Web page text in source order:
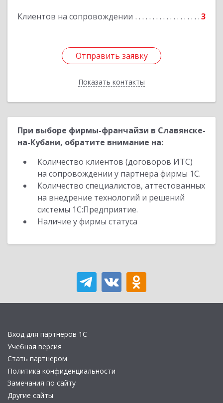
Клиентов на сопровождении 3
Отправить заявку
Показать контакты
Подробнее
Отправить заявку
Назад
При выборе фирмы-франчайзи в Славянске-
на-Кубани, обратите внимание на:
Количество клиентов (договоров ИТС)
на сопровождении у партнера фирмы 1С.
Количество специалистов, аттестованных
на внедрение технологий и решений
системы 1С:Предприятие.
Наличие у фирмы статуса
Вход для партнеров 1С
Учебная версия
Стать партнером
Политика конфиденциальности
Замечания по сайту
Другие сайты